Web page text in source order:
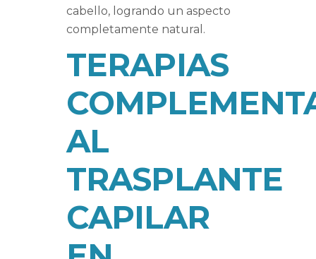
cabello, logrando un aspecto
completamente natural.
TERAPIAS
AL
TRASPLANTE
CAPILAR